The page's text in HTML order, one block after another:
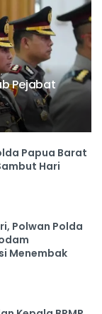
Pejabat
Papua Barat
Hari
Polwan Polda
Menembak